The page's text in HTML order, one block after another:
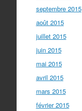
septembre 2015
août 2015
juillet 2015
juin 2015
mai 2015
avril 2015
mars 2015
février 2015